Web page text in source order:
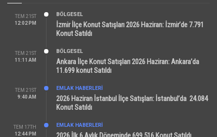
TEM 21ST
12:02 PM
BÖLGESEL
İzmir İlçe Konut Satışları 2026 Haziran: İzmir’de 7.791
Konut Satıldı
TEM 21ST
11:11 AM
BÖLGESEL
Ankara İlçe Konut Satışları 2026 Haziran: Ankara’da
11.699 konut Satıldı
TEM 21ST
9:40 AM
EMLAK HABERLERI
2026 Haziran İstanbul İlçe Satışları: İstanbul’da 24.084
Konut Satıldı
TEM 17TH
12:44 PM
EMLAK HABERLERI